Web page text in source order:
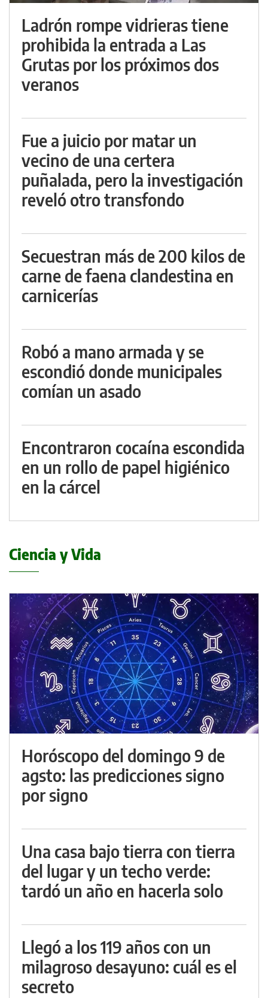
Ladrón rompe vidrieras tiene
prohibida la entrada a Las
Grutas por los próximos dos
veranos
Fue a juicio por matar un
vecino de una certera
puñalada, pero la investigación
reveló otro transfondo
Secuestran más de 200 kilos de
carne de faena clandestina en
carnicerías
Robó a mano armada y se
escondió donde municipales
comían un asado
Encontraron cocaína escondida
en un rollo de papel higiénico
en la cárcel
Ciencia y Vida
Horóscopo del domingo 9 de
agsto: las predicciones signo
por signo
Una casa bajo tierra con tierra
del lugar y un techo verde:
tardó un año en hacerla solo
Llegó a los 119 años con un
milagroso desayuno: cuál es el
secreto